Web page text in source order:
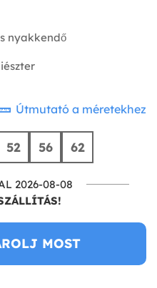
nyakkendő
Útmutató a méretekhez
52 56 62
2026-08-08
MOST